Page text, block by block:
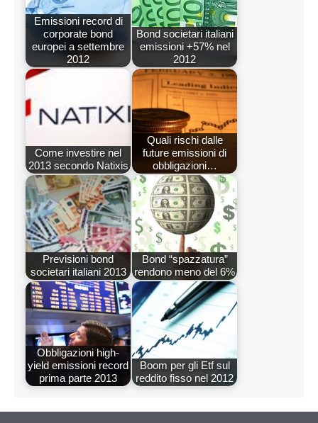
Emissioni record di
corporate bond
europei a settembre
2012
Bond societari italiani
emissioni +57% nel
2012
Come investire nel
2013 secondo Natixis
Quali rischi dalle
future emissioni di
obbligazioni…
Previsioni bond
societari italiani 2013
Bond “spazzatura”
rendono meno del 6%
Obbligazioni high-
yield emissioni record
prima parte 2013
Boom per gli Etf sul
reddito fisso nel 2012